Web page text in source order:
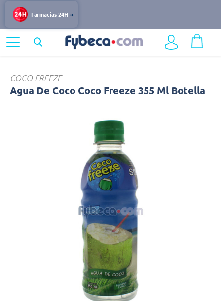
Farmacias 24H
Alimentos y Bebidas
COCO FREEZE
Agua De Coco Coco Freeze 355 Ml Botella